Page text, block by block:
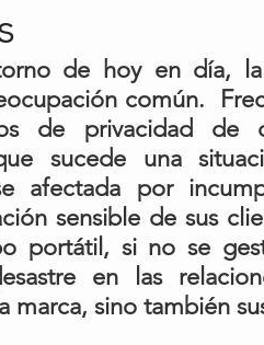
de hoy en día,
común.
de privacidad de
sucede una
afectada por
sensible de sus
portátil, si no se
en las
marca, sino también